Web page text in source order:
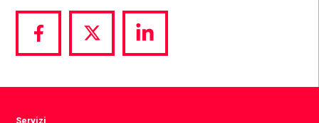
Share
via
Share
via
Share
via
Servizi